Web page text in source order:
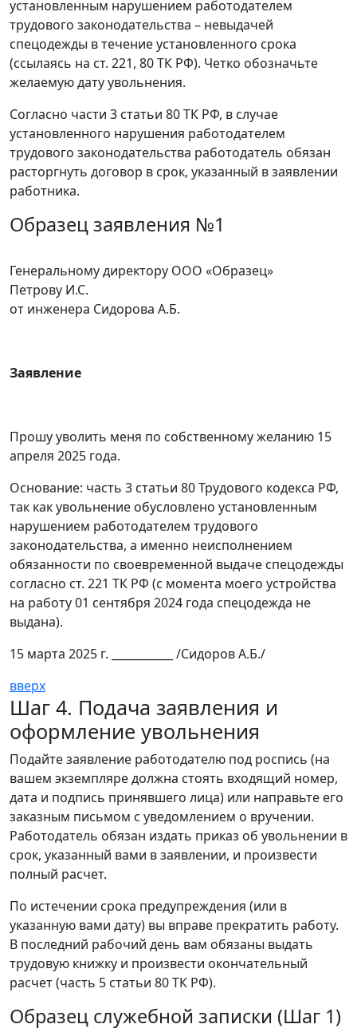
установленным нарушением работодателем
трудового законодательства – невыдачей
спецодежды в течение установленного срока
(ссылаясь на ст. 221, 80 ТК РФ). Четко обозначьте
желаемую дату увольнения.
Согласно части 3 статьи 80 ТК РФ, в случае
установленного нарушения работодателем
трудового законодательства работодатель обязан
расторгнуть договор в срок, указанный в заявлении
работника.
Образец заявления №1
Генеральному директору ООО «Образец»
Петрову И.С.
от инженера Сидорова А.Б.
Заявление
Прошу уволить меня по собственному желанию 15
апреля 2025 года.
Основание: часть 3 статьи 80 Трудового кодекса РФ,
так как увольнение обусловлено установленным
нарушением работодателем трудового
законодательства, а именно неисполнением
обязанности по своевременной выдаче спецодежды
согласно ст. 221 ТК РФ (с момента моего устройства
на работу 01 сентября 2024 года спецодежда не
выдана).
15 марта 2025 г. ___________ /Сидоров А.Б./
вверх
Шаг 4. Подача заявления и
оформление увольнения
Подайте заявление работодателю под роспись (на
вашем экземпляре должна стоять входящий номер,
дата и подпись принявшего лица) или направьте его
заказным письмом с уведомлением о вручении.
Работодатель обязан издать приказ об увольнении в
срок, указанный вами в заявлении, и произвести
полный расчет.
По истечении срока предупреждения (или в
указанную вами дату) вы вправе прекратить работу.
В последний рабочий день вам обязаны выдать
трудовую книжку и произвести окончательный
расчет (часть 5 статьи 80 ТК РФ).
Образец служебной записки (Шаг 1)